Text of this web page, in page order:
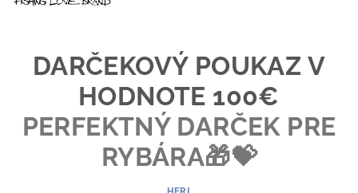
košík
DARČEKOVÝ POUKAZ V
HODNOTE 100€
PERFEKTNÝ DARČEK PRE
RYBÁRA🎁💝